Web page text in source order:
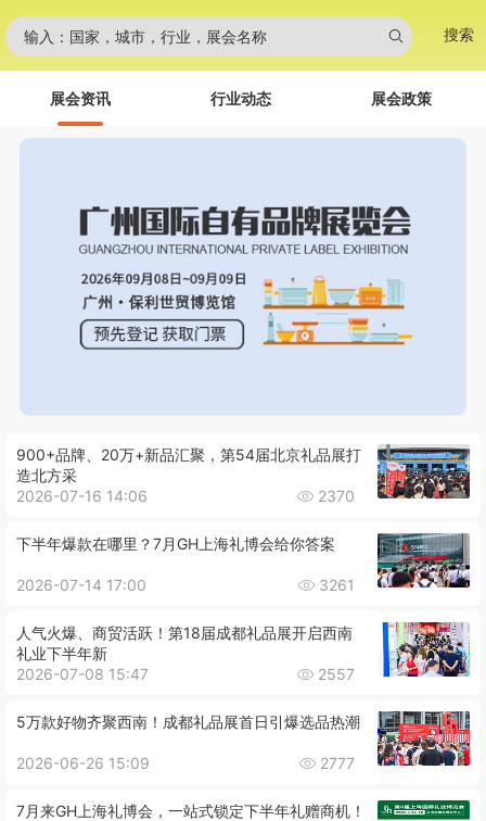
输入：国家，城市，行业，展会名称 搜索
展会资讯 行业动态 展会政策
900+品牌、20万+新品汇聚，第54届北京礼品展打
造北方采
2026-07-16 14:06
2370
下半年爆款在哪里？7月GH上海礼博会给你答案
2026-07-14 17:00 3261
人气火爆、商贸活跃！第18届成都礼品展开启西南
礼业下半年新
2026-07-08 15:47
2557
5万款好物齐聚西南！成都礼品展首日引爆选品热潮
2026-06-26 15:09 2777
7月来GH上海礼博会，一站式锁定下半年礼赠商机！